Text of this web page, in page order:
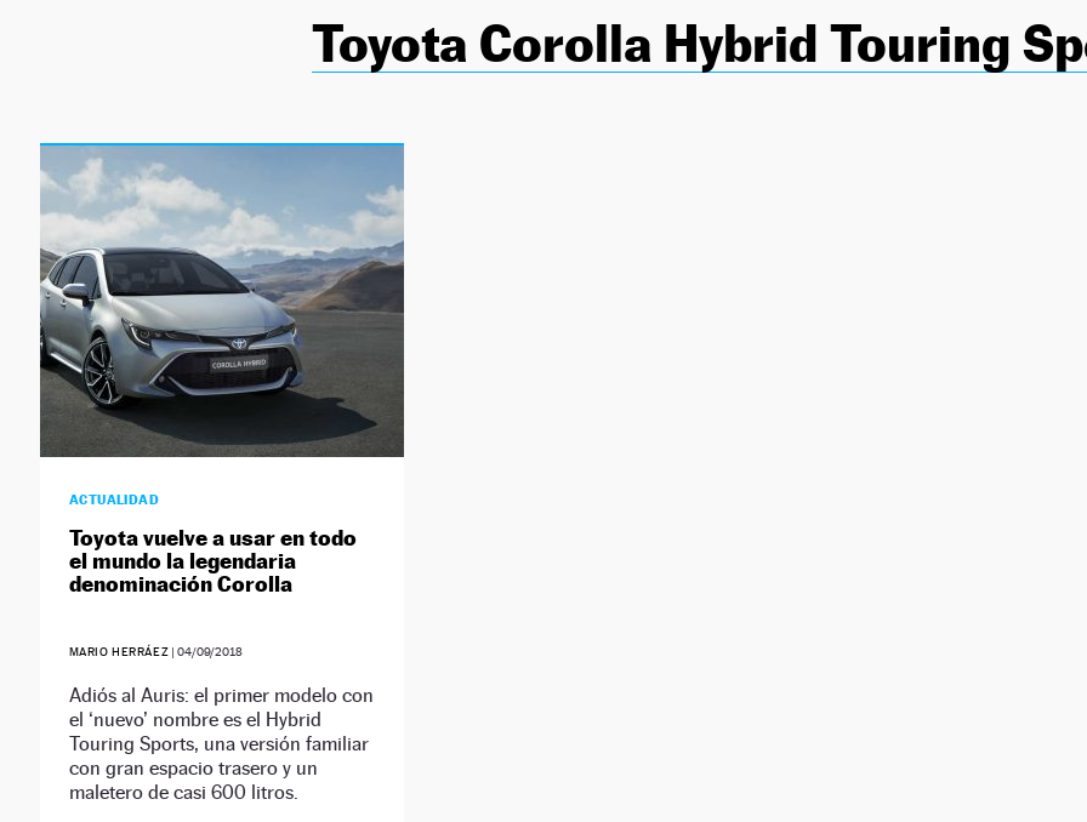
Toyota Corolla Hybrid Touring
ACTUALIDAD
Toyota vuelve a usar en todo
el mundo la legendaria
denominación Corolla
MARIO HERRÁEZ |04/09/2018
Adiós al Auris: el primer modelo con
el ‘nuevo’ nombre es el Hybrid
Touring Sports, una versión familiar
con gran espacio trasero y un
maletero de casi 600 litros.